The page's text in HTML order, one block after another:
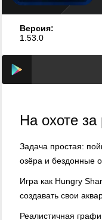
Версия:
1.53.0
На охоте
Задача простая:
озёра и бездонные
Игра как Hungry
создавать свои
Реалистичная